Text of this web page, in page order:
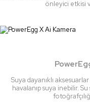
önleyici etkisi
Suya dayanıklı
havalanıp suya inebilir.